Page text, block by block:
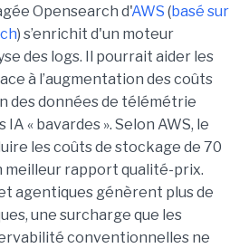
Opensearch d'AWS (basé sur
) s’enrichit d'un moteur
des logs. Il pourrait aider les
à l’augmentation des coûts
des données de télémétrie
« bavardes ». Selon AWS, le
les coûts de stockage de 70
meilleur rapport qualité-prix.
agentiques génèrent plus de
une surcharge que les
conventionnelles ne